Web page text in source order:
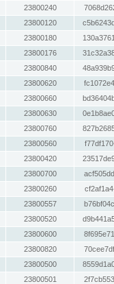
23800240
23800120
23800180
23800176
23800840
23800620
23800660
23800630
23800760
23800560
23800420
23800700
23800260
23800557
23800520
23800600
23800820
23800500
23800501